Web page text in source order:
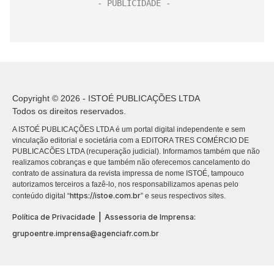
Copyright © 2026 - ISTOÉ PUBLICAÇÕES LTDA
Todos os direitos reservados.
A ISTOÉ PUBLICAÇÕES LTDA é um portal digital independente e sem
vinculação editorial e societária com a EDITORA TRES COMÉRCIO DE
PUBLICACÕES LTDA (recuperação judicial). Informamos também que não
realizamos cobranças e que também não oferecemos cancelamento do
contrato de assinatura da revista impressa de nome ISTOÉ, tampouco
autorizamos terceiros a fazê-lo, nos responsabilizamos apenas pelo
conteúdo digital “https://istoe.com.br” e seus respectivos sites.
Política de Privacidade
Assessoria de Imprensa:
grupoentre.imprensa@agenciafr.com.br